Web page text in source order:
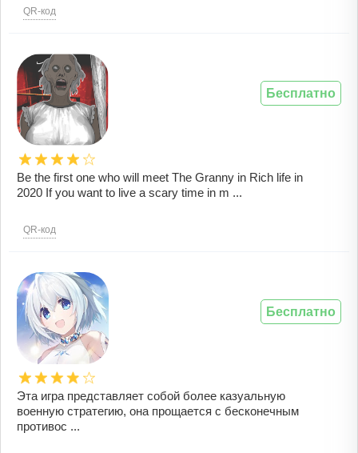
QR-код
Be the first one who will meet The Granny in Rich life in
2020 If you want to live a scary time in m ...
QR-код
Бесплатно
Эта игра представляет собой более казуальную
военную стратегию, она прощается с бесконечным
противос ...
Бесплатно